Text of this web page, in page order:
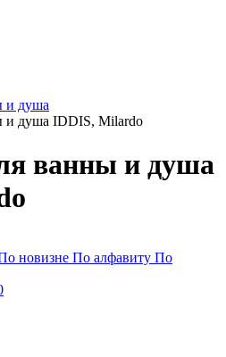
и душа
и душа IDDIS, Milardo
ванны и душа
новизне По алфавиту По